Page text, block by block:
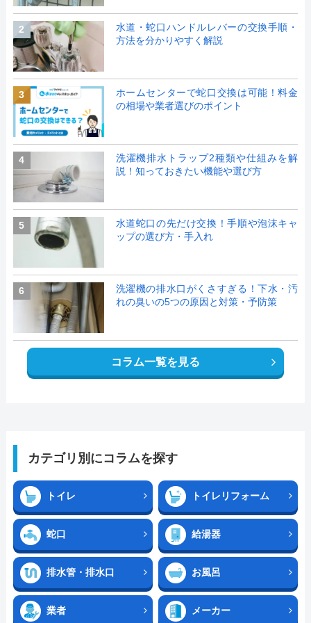
2
水道・蛇口ハンドルレバーの交換手順・
方法を分かりやすく解説
3
ホームセンターで蛇口交換は可能！料金
の相場や業者選びのポイント
4
洗濯機排水トラップ2種類や仕組みを解
説！知っておきたい機能や選び方
5
水道蛇口の先だけ交換！手順や泡沫キャ
ップの選び方・手入れ
6
洗濯機の排水口がくさすぎる！下水・汚
れの臭いの5つの原因と対策・予防策
コラム一覧を見る
カテゴリ別にコラムを探す
トイレ トイレリフォーム
蛇口 給湯器
排水管・排水口 お風呂
業者 メーカー